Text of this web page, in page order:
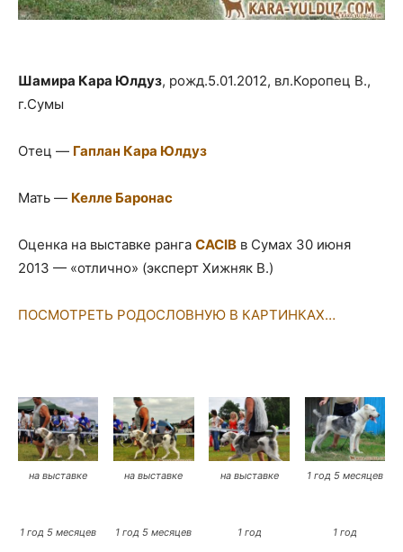
Шамира Кара Юлдуз, рожд.5.01.2012, вл.Коропец В.,
г.Сумы
Отец — Гаплан Кара Юлдуз
Мать — Келле Баронас
Оценка на выставке ранга CACIB в Сумах 30 июня
2013 — «отлично» (эксперт Хижняк В.)
ПОСМОТРЕТЬ РОДОСЛОВНУЮ В КАРТИНКАХ…
на выставке на выставке на выставке 1 год 5 месяцев
1 год 5 месяцев 1 год 5 месяцев 1 год 1 год